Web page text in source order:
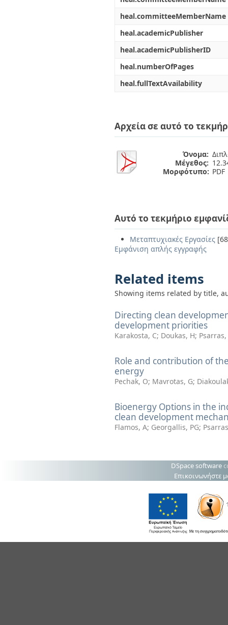
heal.committeeMemberName
heal.academicPublisher
heal.academicPublisherID
heal.numberOfPages
heal.fullTextAvailability
Αρχεία σε αυτό το
Όνομα:
Μέγεθος:
Μορφότυπο: PDF
Αυτό το τεκμήριο
Μεταπτυχιακές Εργασίες
Εμφάνιση απλής εγγραφής
Related items
Showing items related by title,
Directing clean
development priorities
Karakosta, C; Doukas, H; Psarras,
Role and contribution of
energy
Pechak, O; Mavrotas, G;
Bioenergy Options in the
clean development
Flamos, A; Georgallis, PG;
DSpace software
Επικοινωνήστε